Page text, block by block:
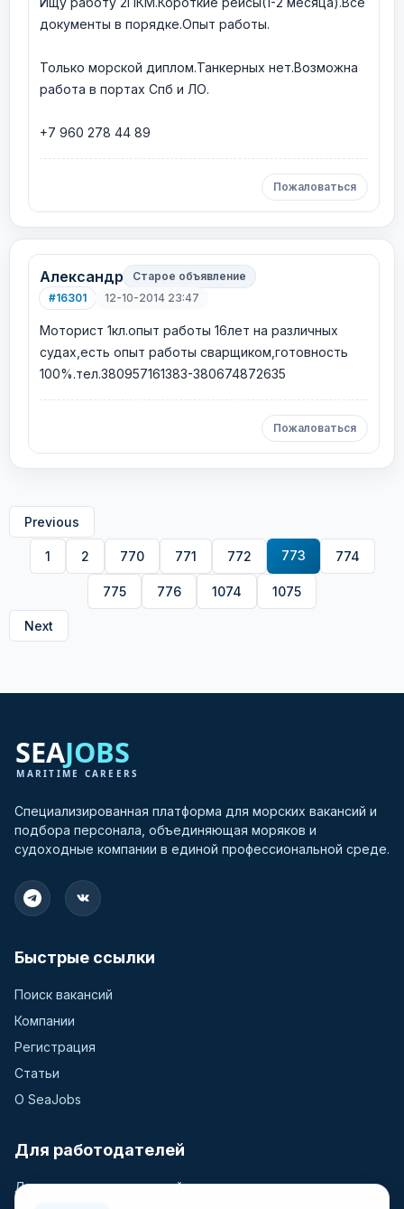
документы в порядке.Опыт работы.
Только морской диплом.Танкерных нет.Возможна
работа в портах Спб и ЛО.
+7 960 278 44 89
Пожаловаться
Александр
Старое объявление
#16301
12-10-2014 23:47
Моторист 1кл.опыт работы 16лет на различных
судах,есть опыт работы сварщиком,готовность
100%.тел.380957161383-380674872635
Пожаловаться
Previous
1 2 770 771 772 773 774
775 776 1074 1075
Next
Специализированная платформа для морских вакансий и
подбора персонала, объединяющая моряков и
судоходные компании в единой профессиональной среде.
Быстрые ссылки
Поиск вакансий
Компании
Регистрация
Статьи
О SeaJobs
Для работодателей
Для крюинговых компаний